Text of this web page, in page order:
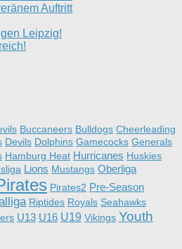
Auftritt
Leipzig!
Buccaneers Bulldogs Cheerleading
Devils Dolphins Gamecocks Generals
Hamburg Heat Hurricanes Huskies
Lions Mustangs Oberliga
Pirates2 Pre-Season
Riptides Royals Seahawks
U13 U16 U19 Vikings Youth